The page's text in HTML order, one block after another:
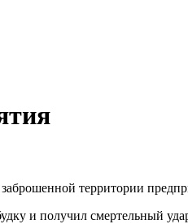
территории
и получил смертельный